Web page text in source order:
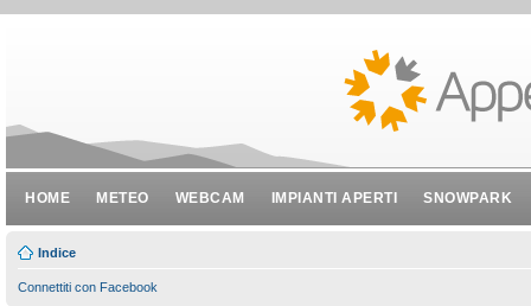
HOME METEO WEBCAM IMPIANTI APERTI SNOWPARK
Indice
Connettiti con Facebook